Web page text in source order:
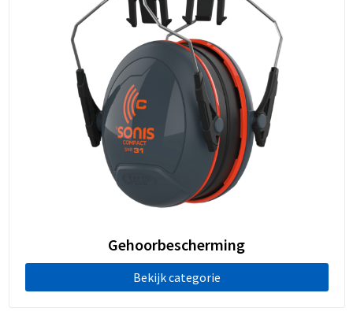
Gehoorbescherming
Bekijk categorie